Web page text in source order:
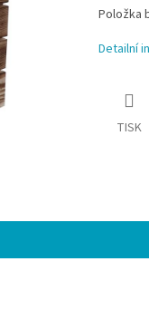
Položka
Detailní
TISK